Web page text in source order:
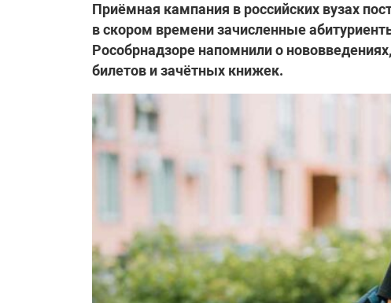
Приёмная кампания в российских вузах
в скором времени зачисленные
Рособрнадзоре напомнили о
билетов и зачётных книжек.